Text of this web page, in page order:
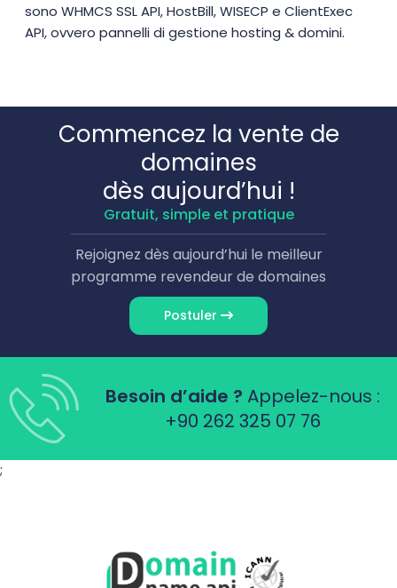
sono WHMCS SSL API, HostBill, WISECP e ClientExec
API, ovvero pannelli di gestione hosting & domini.
Commencez la vente de
domaines
dès aujourd’hui !
Gratuit, simple et pratique
Rejoignez dès aujourd’hui le meilleur
programme revendeur de domaines
Postuler
Besoin d’aide ? Appelez-nous :
+90 262 325 07 76
;